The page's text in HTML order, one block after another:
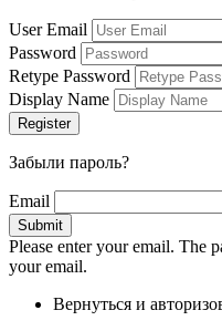
User Email
Password
Retype Password
Display Name
Забыли пароль?
Email
Please enter your email. The
your email.
Вернуться и